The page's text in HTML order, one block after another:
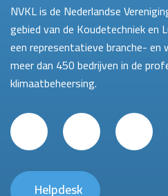
NVKL is de Nederlandse
gebied van de Koudetechniek en
een representatieve branche-
meer dan 450 bedrijven in de
klimaatbeheersing.
Helpdesk